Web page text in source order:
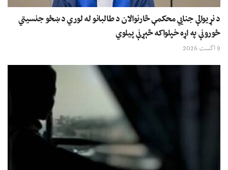
د نړیوالې جنايي محکمې څارنوالان د طالبانو له لوري د ښځو جنسیتي
ځورونې په اړه خپلواکه څېړنې پیلوي
9 اگست 2026